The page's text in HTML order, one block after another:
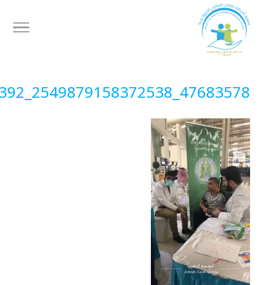
47683578_2549879158372538_4064855519649595392_n